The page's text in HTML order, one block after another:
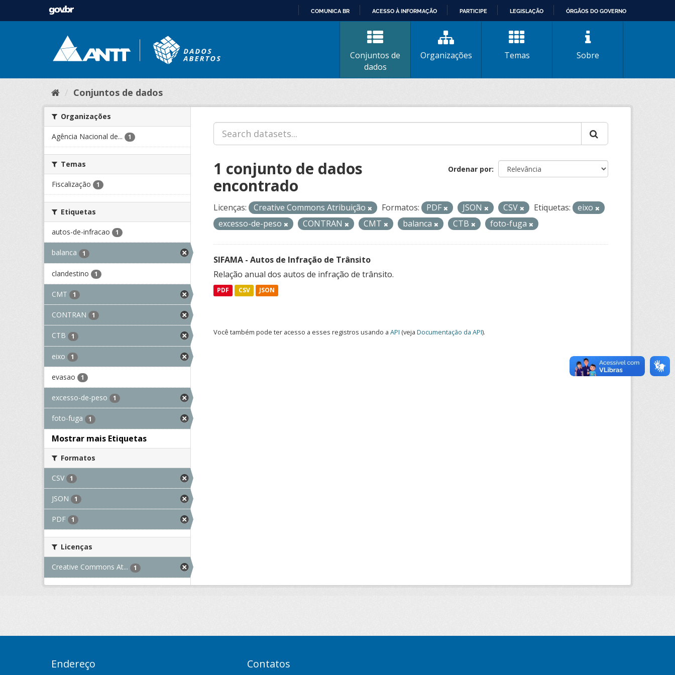
CONTEÚDO
COMUNICA BR ACESSO À INFORMAÇÃO PARTICIPE LEGISLAÇÃO ÓRGÃOS DO GOVERNO
Conjuntos de
dados
Organizações Temas Sobre
Conjuntos de dados
Organizações
Agência Nacional de... 1
Temas
Fiscalização 1
Etiquetas
autos-de-infracao 1
balanca 1
clandestino 1
CMT 1
CONTRAN 1
CTB 1
eixo 1
evasao 1
excesso-de-peso 1
foto-fuga 1
Mostrar mais Etiquetas
Formatos
CSV 1
JSON 1
PDF 1
Licenças
Creative Commons At... 1
Ordenar por
1 conjunto de dados
encontrado
Licenças: Creative Commons Atribuição Formatos: PDF JSON CSV Etiquetas:
eixo
excesso-de-peso
CONTRAN CMT balanca CTB foto-fuga
SIFAMA - Autos de Infração de Trânsito
Relação anual dos autos de infração de trânsito.
PDF CSV JSON
Você também pode ter acesso a esses registros usando a API (veja Documentação da API).
Endereço Contatos